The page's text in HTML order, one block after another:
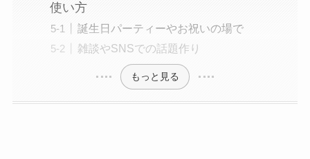
使い方
誕生日パーティーやお祝いの場で
雑談やSNSでの話題作り
もっと見る